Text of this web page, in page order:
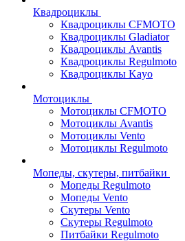
Квадроциклы
Квадроциклы CFMOTO
Квадроциклы Gladiator
Квадроциклы Avantis
Квадроциклы Regulmoto
Квадроциклы Kayo
Мотоциклы
Мотоциклы CFMOTO
Мотоциклы Avantis
Мотоциклы Vento
Мотоциклы Regulmoto
Мопеды, скутеры, питбайки
Мопеды Regulmoto
Мопеды Vento
Скутеры Vento
Скутеры Regulmoto
Питбайки Regulmoto